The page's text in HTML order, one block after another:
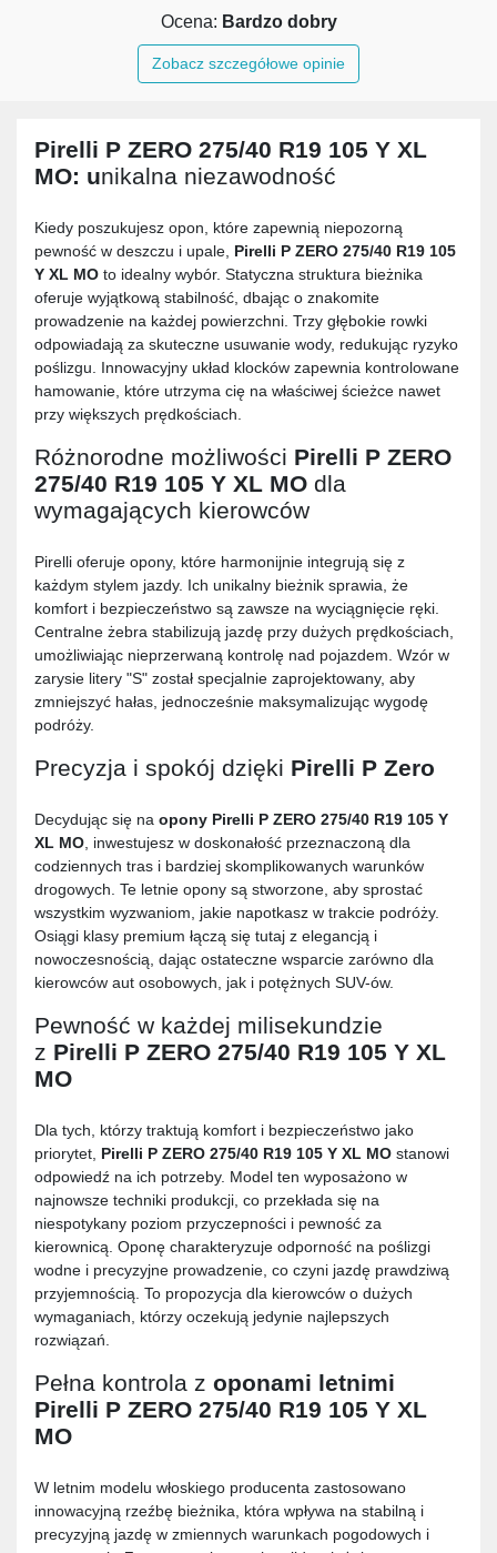
Ocena: Bardzo dobry
Zobacz szczegółowe opinie
Pirelli P ZERO 275/40 R19 105 Y XL
MO: unikalna niezawodność
Kiedy poszukujesz opon, które zapewnią niepozorną
pewność w deszczu i upale, Pirelli P ZERO 275/40 R19 105
Y XL MO to idealny wybór. Statyczna struktura bieżnika
oferuje wyjątkową stabilność, dbając o znakomite
prowadzenie na każdej powierzchni. Trzy głębokie rowki
odpowiadają za skuteczne usuwanie wody, redukując ryzyko
poślizgu. Innowacyjny układ klocków zapewnia kontrolowane
hamowanie, które utrzyma cię na właściwej ścieżce nawet
przy większych prędkościach.
Różnorodne możliwości Pirelli P ZERO
275/40 R19 105 Y XL MO dla
wymagających kierowców
Pirelli oferuje opony, które harmonijnie integrują się z
każdym stylem jazdy. Ich unikalny bieżnik sprawia, że
komfort i bezpieczeństwo są zawsze na wyciągnięcie ręki.
Centralne żebra stabilizują jazdę przy dużych prędkościach,
umożliwiając nieprzerwaną kontrolę nad pojazdem. Wzór w
zarysie litery "S" został specjalnie zaprojektowany, aby
zmniejszyć hałas, jednocześnie maksymalizując wygodę
podróży.
Precyzja i spokój dzięki Pirelli P Zero
Decydując się na opony Pirelli P ZERO 275/40 R19 105 Y
XL MO, inwestujesz w doskonałość przeznaczoną dla
codziennych tras i bardziej skomplikowanych warunków
drogowych. Te letnie opony są stworzone, aby sprostać
wszystkim wyzwaniom, jakie napotkasz w trakcie podróży.
Osiągi klasy premium łączą się tutaj z elegancją i
nowoczesnością, dając ostateczne wsparcie zarówno dla
kierowców aut osobowych, jak i potężnych SUV-ów.
Pewność w każdej milisekundzie
z Pirelli P ZERO 275/40 R19 105 Y XL
MO
Dla tych, którzy traktują komfort i bezpieczeństwo jako
priorytet, Pirelli P ZERO 275/40 R19 105 Y XL MO stanowi
odpowiedź na ich potrzeby. Model ten wyposażono w
najnowsze techniki produkcji, co przekłada się na
niespotykany poziom przyczepności i pewność za
kierownicą. Oponę charakteryzuje odporność na poślizgi
wodne i precyzyjne prowadzenie, co czyni jazdę prawdziwą
przyjemnością. To propozycja dla kierowców o dużych
wymaganiach, którzy oczekują jedynie najlepszych
rozwiązań.
Pełna kontrola z oponami letnimi
Pirelli P ZERO 275/40 R19 105 Y XL
MO
W letnim modelu włoskiego producenta zastosowano
innowacyjną rzeźbę bieżnika, która wpływa na stabilną i
precyzyjną jazdę w zmiennych warunkach pogodowych i